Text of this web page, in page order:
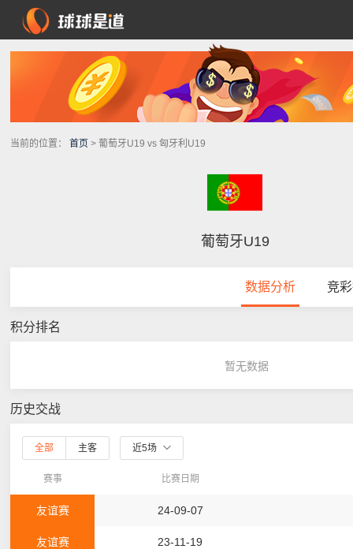
当前的位置： 首页 > 葡萄牙U19 vs 匈牙利U19
葡萄牙U19
数据分析 竞
积分排名
暂无数据
历史交战
全部 主客 近5场
赛事 比赛日期
友谊赛 24-09-07
友谊赛 23-11-19